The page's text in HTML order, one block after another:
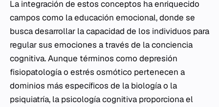
La integración de estos conceptos ha enriquecido
campos como la educación emocional, donde se
busca desarrollar la capacidad de los individuos para
regular sus emociones a través de la conciencia
cognitiva. Aunque términos como depresión
fisiopatología o estrés osmótico pertenecen a
dominios más específicos de la biología o la
psiquiatría, la psicología cognitiva proporciona el